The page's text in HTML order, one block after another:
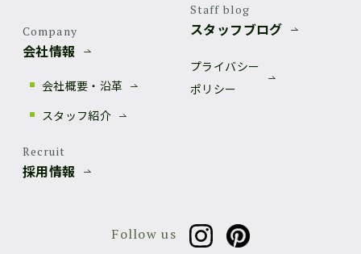
Company
会社情報
会社概要・沿革
スタッフ紹介
Recruit
採用情報
Staff blog
スタッフブログ
プライバシー
ポリシー
Follow us